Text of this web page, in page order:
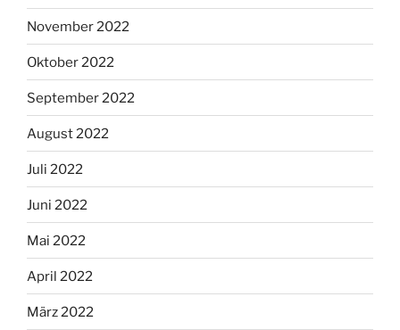
November 2022
Oktober 2022
September 2022
August 2022
Juli 2022
Juni 2022
Mai 2022
April 2022
März 2022